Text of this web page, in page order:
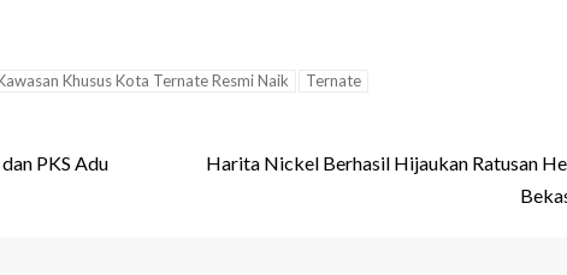
Khusus Kota Ternate Resmi Naik Ternate
PKS Adu
Harita Nickel Berhasil Hijaukan Ratusan